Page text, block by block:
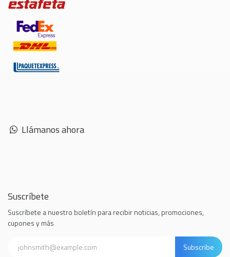
Llámanos ahora
Suscríbete
Suscríbete a nuestro boletín para recibir noticias, promociones,
cupones y más
Subscribe